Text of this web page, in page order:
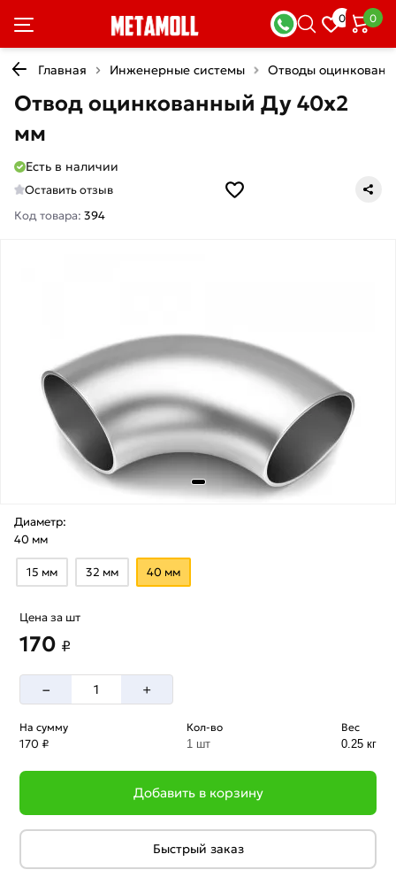
0 0
Главная Инженерные системы Отводы
Отвод оцинкованный Ду 40х2
мм
Есть в наличии
Оставить отзыв
Код товара: 394
Диаметр:
40 мм
15 мм 32 мм 40 мм
Цена за шт
170 ₽
– +
На сумму
170 ₽
Кол-во
1 шт
Вес
0.25 кг
Добавить в корзину
Быстрый заказ